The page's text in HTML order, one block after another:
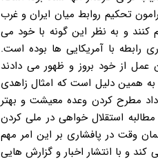
تحکیم روابط میان ایران و غرب
کنند و به نظر این گونه با خود می
رابطه با آمریکایی ها بوده است.
عمل از خود بروز و ظهور می دادند
به همین دلیل است که امثال زاهدی
مطرح کردن وعده معیشت و بهتر
استقلال خواهی در ملی کردن
وقت در پافشاری بر این امر مهم
و با انتشار اخبار و گزارش هایی